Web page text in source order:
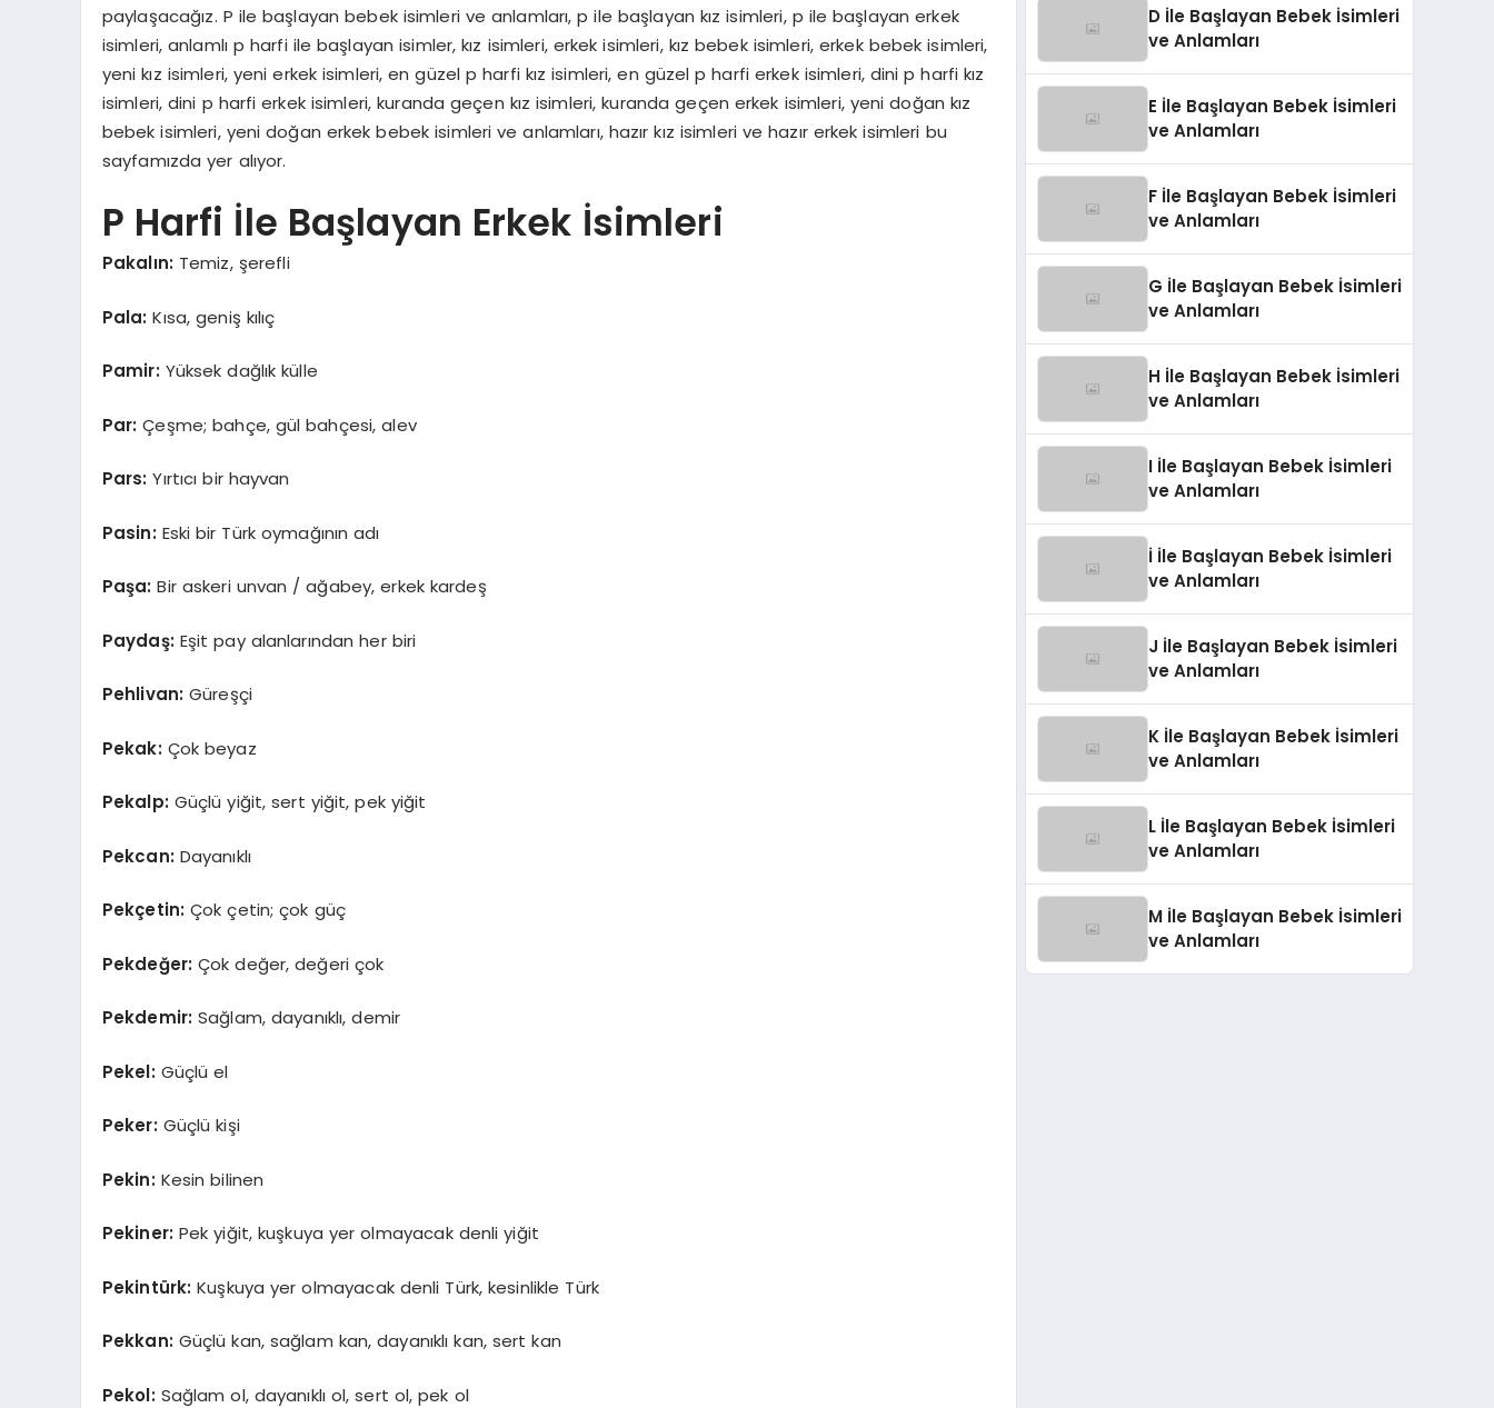
paylaşacağız. P ile başlayan bebek isimleri ve anlamları, p ile başlayan kız isimleri, p ile başlayan erkek
isimleri, anlamlı p harfi ile başlayan isimler, kız isimleri, erkek isimleri, kız bebek isimleri, erkek bebek isimleri,
yeni kız isimleri, yeni erkek isimleri, en güzel p harfi kız isimleri, en güzel p harfi erkek isimleri, dini p harfi kız
isimleri, dini p harfi erkek isimleri, kuranda geçen kız isimleri, kuranda geçen erkek isimleri, yeni doğan kız
bebek isimleri, yeni doğan erkek bebek isimleri ve anlamları, hazır kız isimleri ve hazır erkek isimleri bu
sayfamızda yer alıyor.
P Harfi İle Başlayan Erkek İsimleri
Pakalın: Temiz, şerefli
Pala:Kısa, geniş kılıç
Pamir: Yüksek dağlık külle
Par:Çeşme; bahçe, gül bahçesi, alev
Pars:Yırtıcı bir hayvan
Pasin: Eski bir Türk oymağının adı
Paşa:Bir askeri unvan / ağabey, erkek kardeş
Paydaş: Eşit pay alanlarından her biri
Pehlivan: Güreşçi
Pekak: Çok beyaz
Pekalp: Güçlü yiğit, sert yiğit, pek yiğit
Pekcan: Dayanıklı
Pekçetin: Çok çetin; çok güç
Pekdeğer: Çok değer, değeri çok
Pekdemir: Sağlam, dayanıklı, demir
Pekel: Güçlü el
Peker: Güçlü kişi
Pekin: Kesin bilinen
Pekiner: Pek yiğit, kuşkuya yer olmayacak denli yiğit
Pekintürk:Kuşkuya yer olmayacak denli Türk, kesinlikle Türk
Pekkan: Güçlü kan, sağlam kan, dayanıklı kan, sert kan
Pekol: Sağlam ol, dayanıklı ol, sert ol, pek ol
D İle Başlayan Bebek İsimleri
ve Anlamları
E İle Başlayan Bebek İsimleri
ve Anlamları
F İle Başlayan Bebek İsimleri
ve Anlamları
G İle Başlayan Bebek İsimleri
ve Anlamları
H İle Başlayan Bebek İsimleri
ve Anlamları
I İle Başlayan Bebek İsimleri
ve Anlamları
İ İle Başlayan Bebek İsimleri
ve Anlamları
J İle Başlayan Bebek İsimleri
ve Anlamları
K İle Başlayan Bebek İsimleri
ve Anlamları
L İle Başlayan Bebek İsimleri
ve Anlamları
M İle Başlayan Bebek İsimleri
ve Anlamları